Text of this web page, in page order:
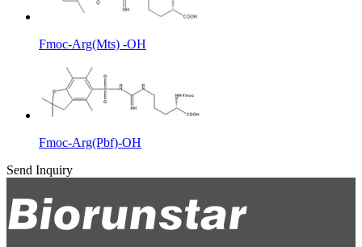
Fmoc-Arg(Mts) -OH
Fmoc-Arg(Pbf)-OH
Send Inquiry